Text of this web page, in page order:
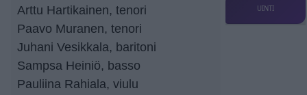
Arttu Hartikainen, tenori
Paavo Muranen, tenori
Juhani Vesikkala, baritoni
Sampsa Heiniö, basso
Pauliina Rahiala, viulu
UINTI